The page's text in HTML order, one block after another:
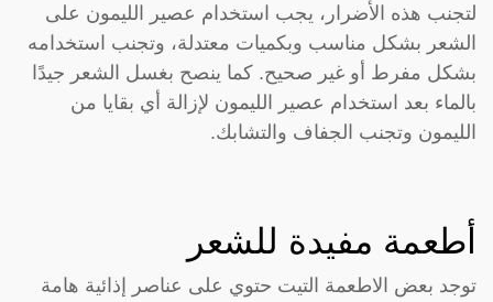
لتجنب هذه الأضرار، يجب استخدام عصير الليمون على
الشعر بشكل مناسب وبكميات معتدلة، وتجنب استخدامه
بشكل مفرط أو غير صحيح. كما ينصح بغسل الشعر جيدًا
بالماء بعد استخدام عصير الليمون لإزالة أي بقايا من
الليمون وتجنب الجفاف والتشابك.
أطعمة مفيدة للشعر
توجد بعض الاطعمة التيت حتوي على عناصر إذائية هامة